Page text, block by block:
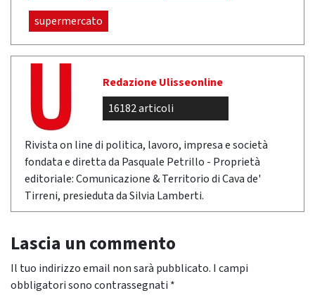
supermercato
Redazione Ulisseonline
16182 articoli
Rivista on line di politica, lavoro, impresa e società
fondata e diretta da Pasquale Petrillo - Proprietà
editoriale: Comunicazione & Territorio di Cava de'
Tirreni, presieduta da Silvia Lamberti.
Lascia un commento
Il tuo indirizzo email non sarà pubblicato. I campi
obbligatori sono contrassegnati *